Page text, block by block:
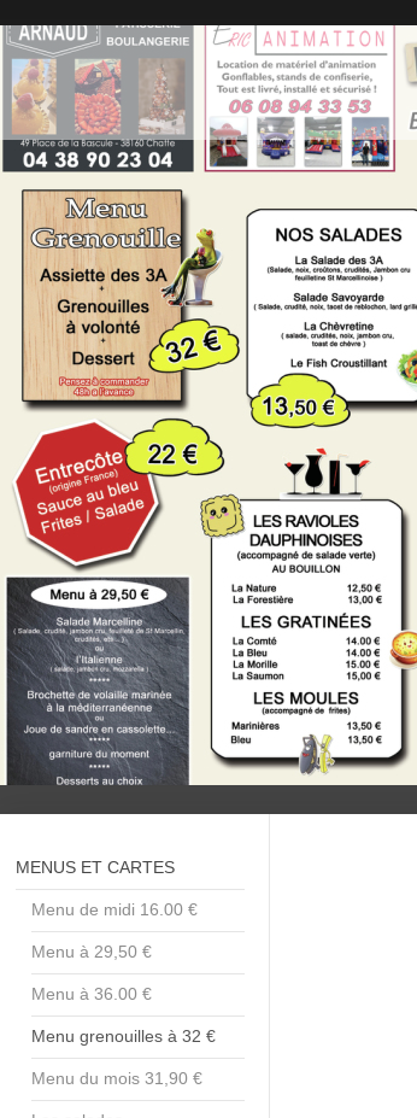
MENUS ET CARTES
Menu de midi 16.00 €
Menu à 29,50 €
Menu à 36.00 €
Menu grenouilles à 32 €
Menu du mois 31,90 €